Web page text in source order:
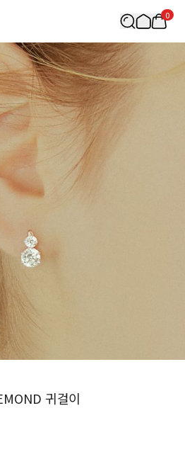
0
귀걸이